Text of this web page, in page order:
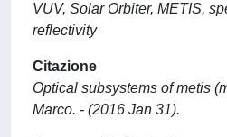
VUV, Solar Orbiter, METIS,
reflectivity
Citazione
Optical subsystems of metis
Marco. - (2016 Jan 31).